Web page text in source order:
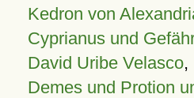
Kedron von
Cyprianus und
David Uribe Velasco,
Demes und Protion